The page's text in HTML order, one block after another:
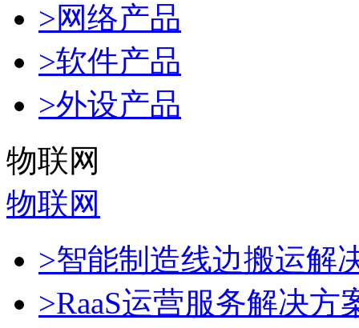
>网络产品
>软件产品
>外设产品
物联网
物联网
>智能制造线边搬运解
>RaaS运营服务解决方